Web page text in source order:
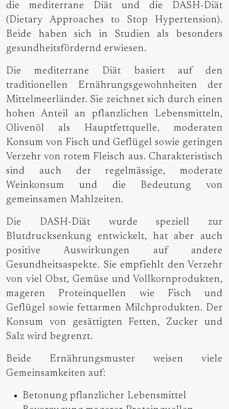
die mediterrane Diät und die DASH-Diät
(Dietary Approaches to Stop Hypertension).
Beide haben sich in Studien als besonders
gesundheitsfördernd erwiesen.
Die mediterrane Diät basiert auf den
traditionellen Ernährungsgewohnheiten der
Mittelmeerländer. Sie zeichnet sich durch einen
hohen Anteil an pflanzlichen Lebensmitteln,
Olivenöl als Hauptfettquelle, moderaten
Konsum von Fisch und Geflügel sowie geringen
Verzehr von rotem Fleisch aus. Charakteristisch
sind auch der regelmässige, moderate
Weinkonsum und die Bedeutung von
gemeinsamen Mahlzeiten.
Die DASH-Diät wurde speziell zur
Blutdrucksenkung entwickelt, hat aber auch
positive Auswirkungen auf andere
Gesundheitsaspekte. Sie empfiehlt den Verzehr
von viel Obst, Gemüse und Vollkornprodukten,
mageren Proteinquellen wie Fisch und
Geflügel sowie fettarmen Milchprodukten. Der
Konsum von gesättigten Fetten, Zucker und
Salz wird begrenzt.
Beide Ernährungsmuster weisen viele
Gemeinsamkeiten auf:
Betonung pflanzlicher Lebensmittel